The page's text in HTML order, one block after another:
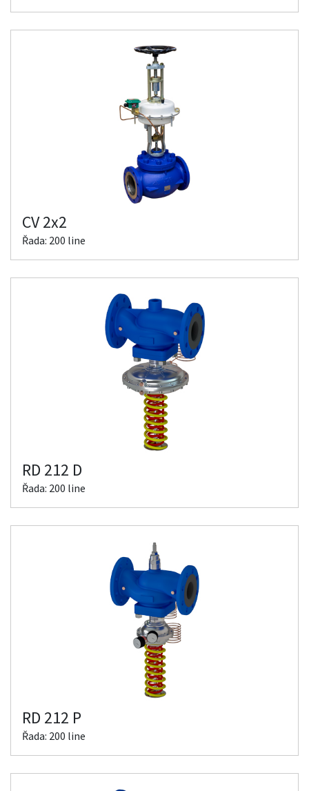
CV 2x2
Řada: 200 line
RD 212 D
Řada: 200 line
RD 212 P
Řada: 200 line